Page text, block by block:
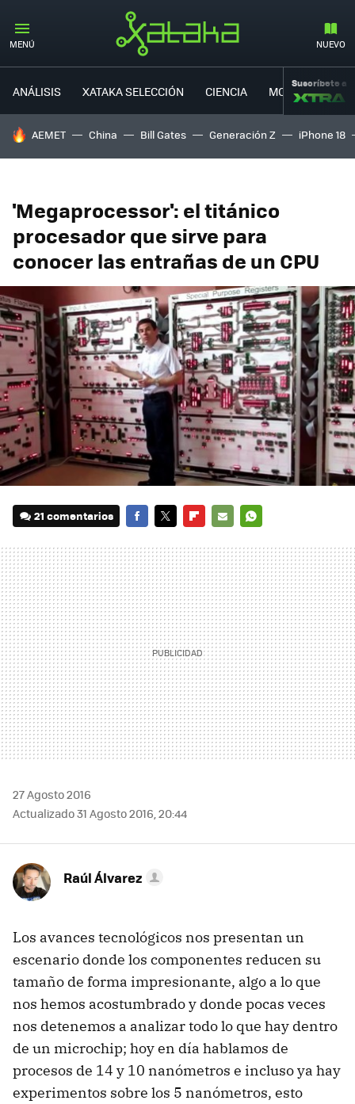
MENÚ NUEVO
ANÁLISIS XATAKA SELECCIÓN CIENCIA MOVILIDAD
Suscríbete a
HOY SE HABLA DE
AEMET China Bill Gates Generación Z iPhone 18
'Megaprocessor': el titánico
procesador que sirve para
conocer las entrañas de un CPU
21 comentarios
MAIL
27 Agosto 2016
Actualizado 31 Agosto 2016, 20:44
Raúl Álvarez
Los avances tecnológicos nos presentan un
escenario donde los componentes reducen su
tamaño de forma impresionante, algo a lo que
nos hemos acostumbrado y donde pocas veces
nos detenemos a analizar todo lo que hay dentro
de un microchip; hoy en día hablamos de
procesos de 14 y 10 nanómetros e incluso ya hay
experimentos sobre los 5 nanómetros, esto